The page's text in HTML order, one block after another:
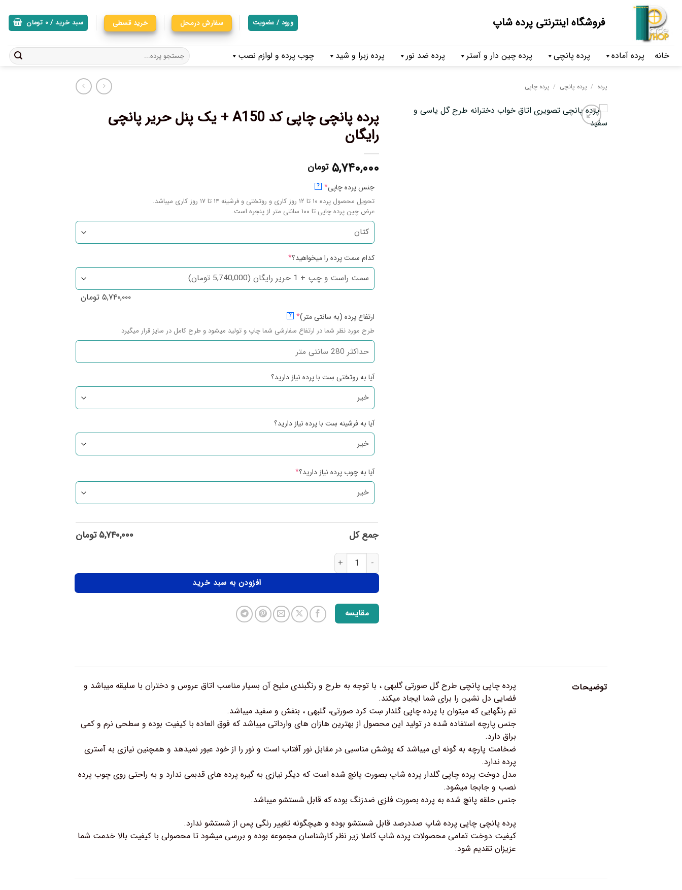
فروشگاه اینترنتی پرده شاپ ورود / عضویت سفارش درمحل خرید قسطی سبد خرید / ۰ تومان
خانه پرده آماده پرده پانچی پرده چین دار و آستر پرده ضد نور پرده زبرا و شید چوب پرده و لوازم نصب
پرده / پرده پانچی / پرده چاپی
پرده پانچی چاپی کد A150 + یک پنل حریر پانچی
رایگان
۵,۷۴۰,۰۰۰ تومان
جنس پرده چاپی*
?
تحویل محصول پرده ۱۰ تا ۱۲ روز کاری و روتختی و فرشینه ۱۴ تا ۱۷ روز کاری میباشد.
عرض چین پرده چاپی تا ۱۰۰ سانتی متر از پنجره است.
کدام سمت پرده را میخواهید؟*
۵,۷۴۰,۰۰۰ تومان
ارتفاع پرده (به سانتی متر)*
?
طرح مورد نظر شما در ارتفاع سفارشی شما چاپ و تولید میشود و طرح کامل در سایز قرار میگیرد
آیا به روتختی سِت با پرده نیاز دارید؟
آیا به فرشینه سِت با پرده نیاز دارید؟
آیا به چوب پرده نیاز دارید؟*
جمع کل ۵,۷۴۰,۰۰۰ تومان
افزودن به سبد خرید
مقایسه
توضیحات
پرده چاپی پانچی طرح گل صورتی گلبهی ، با توجه به طرح و رنگبندی ملیح آن بسیار مناسب اتاق عروس و دختران با سلیقه میباشد و
فضایی دل نشین را برای شما ایجاد میکند.
تم رنگهایی که میتوان با پرده چاپی گلدار سِت کرد صورتی، گلبهی ، بنفش و سفید میباشد.
جنس پارچه استفاده شده در تولید این محصول از بهترین هازان های وارداتی میباشد که فوق العاده با کیفیت بوده و سطحی نرم و کمی
براق دارد.
ضخامت پارچه به گونه ای میباشد که پوشش مناسبی در مقابل نور آفتاب است و نور را از خود عبور نمیدهد و همچنین نیازی به آستری
پرده ندارد.
مدل دوخت پرده چاپی گلدار پرده شاپ بصورت پانچ شده است که دیگر نیازی به گیره پرده های قدبمی ندارد و به راحتی روی چوب پرده
نصب و جابجا میشود.
جنس حلقه پانچ شده به پرده بصورت فلزی ضدزنگ بوده که قابل شستشو میباشد.
پرده پانچی چاپی پرده شاپ صددرصد قابل شستشو بوده و هیچگونه تغییر رنگی پس از شستشو ندارد.
کیفیت دوخت تمامی محصولات پرده شاپ کاملا زیر نظر کارشناسان مجموعه بوده و بررسی میشود تا محصولی با کیفیت بالا خدمت شما
عزیزان تقدیم شود.